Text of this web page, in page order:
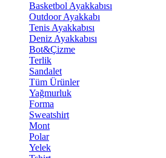
Basketbol Ayakkabısı
Outdoor Ayakkabı
Tenis Ayakkabısı
Deniz Ayakkabısı
Bot&Çizme
Terlik
Sandalet
Tüm Ürünler
Yağmurluk
Forma
Sweatshirt
Mont
Polar
Yelek